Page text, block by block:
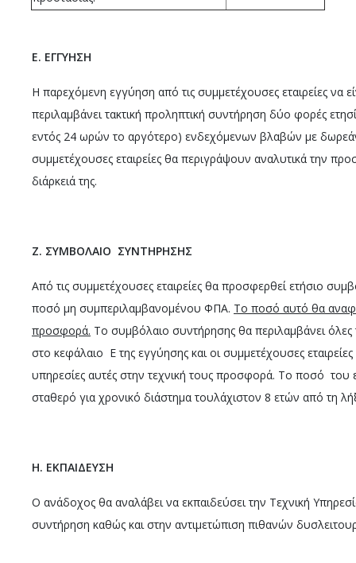
E. ΕΓΓΥΗΣΗ
Η παρεχόμενη εγγύηση από τις συμμετέχουσες εταιρείες να
περιλαμβάνει τακτική προληπτική συντήρηση δύο φορές
εντός 24 ωρών το αργότερο) ενδεχόμενων βλαβών με δωρεάν
συμμετέχουσες εταιρείες θα περιγράψουν αναλυτικά την
διάρκειά της.
Z. ΣΥΜΒΟΛΑΙΟ ΣΥΝΤΗΡΗΣΗΣ
Από τις συμμετέχουσες εταιρείες θα προσφερθεί ετήσιο
ποσό μη συμπεριλαμβανομένου ΦΠΑ. Το ποσό αυτό θα
προσφορά. Το συμβόλαιο συντήρησης θα περιλαμβάνει όλες
στο κεφάλαιο Ε της εγγύησης και οι συμμετέχουσες
υπηρεσίες αυτές στην τεχνική τους προσφορά. Το ποσό του
σταθερό για χρονικό διάστημα τουλάχιστον 8 ετών από τη
H. ΕΚΠΑΙΔΕΥΣΗ
Ο ανάδοχος θα αναλάβει να εκπαιδεύσει την Τεχνική
συντήρηση καθώς και στην αντιμετώπιση πιθανών